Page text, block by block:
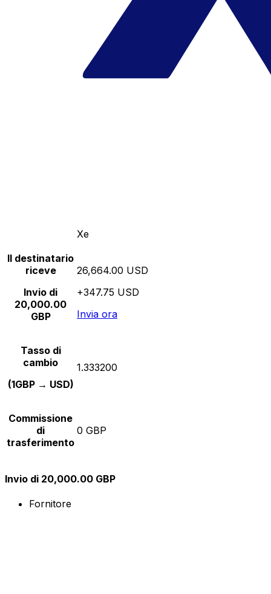
Xe
Il destinatario
riceve
Invio di
20,000.00
GBP
26,664.00 USD
+347.75 USD
Invia ora
Tasso di
cambio
(1GBP → USD)
1.333200
Commissione
di
trasferimento
0 GBP
Invio di 20,000.00 GBP
Fornitore